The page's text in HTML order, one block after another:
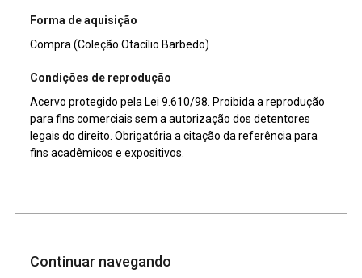
Forma de aquisição
Compra (Coleção Otacílio Barbedo)
Condições de reprodução
Acervo protegido pela Lei 9.610/98. Proibida a reprodução
para fins comerciais sem a autorização dos detentores
legais do direito. Obrigatória a citação da referência para
fins acadêmicos e expositivos.
Continuar navegando